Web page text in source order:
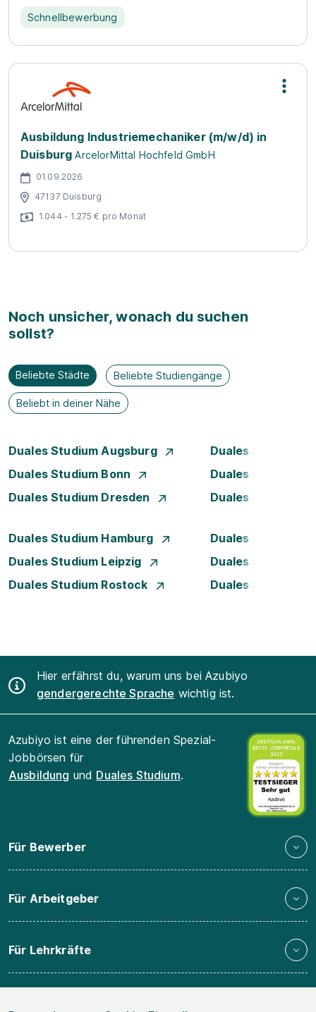
Schnellbewerbung
Ausbildung Industriemechaniker (m/w/d) in
Duisburg ArcelorMittal Hochfeld GmbH
01.09.2026
47137 Duisburg
1.044 - 1.275 € pro Monat
Noch unsicher, wonach du suchen
sollst?
Beliebte Städte Beliebte Studiengänge
Beliebt in deiner Nähe
Duales Studium Augsburg
Duales Studium
Duales Studium Bonn
Duales Studium
Duales Studium Dresden
Duales Studium
Duales Studium Hamburg
Duales Studium
Duales Studium Leipzig
Duales Studium
Duales Studium Rostock
Duales Studium
Hier erfährst du, warum uns bei Azubiyo
gendergerechte Sprache wichtig ist.
Azubiyo ist eine der führenden Spezial-
Jobbörsen für
Ausbildung und Duales Studium.
Für Bewerber
Für Arbeitgeber
Für Lehrkräfte